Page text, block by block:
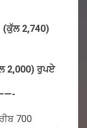
(ਕੁੱਲ2,740)
2,000) ਰੁਪਏ
700